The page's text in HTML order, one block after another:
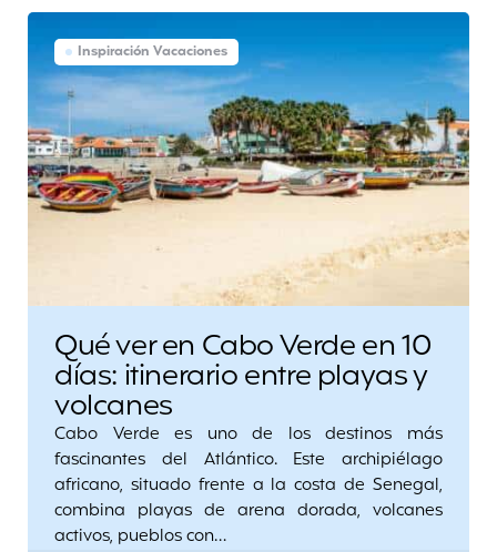
Inspiración Vacaciones
Qué ver en Cabo Verde en 10
días: itinerario entre playas y
volcanes
Cabo Verde es uno de los destinos más
fascinantes del Atlántico. Este archipiélago
africano, situado frente a la costa de Senegal,
combina playas de arena dorada, volcanes
activos, pueblos con…